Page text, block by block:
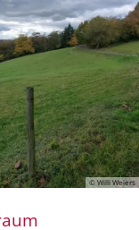
© Willi Weiers